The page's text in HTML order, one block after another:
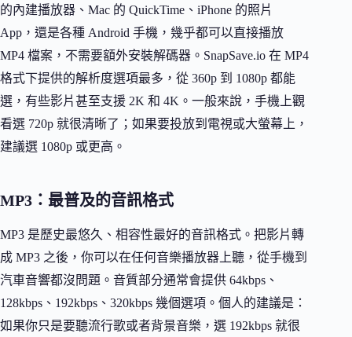
的內建播放器、Mac 的 QuickTime、iPhone 的照片
App，還是各種 Android 手機，幾乎都可以直接播放
MP4 檔案，不需要額外安裝解碼器。SnapSave.io 在 MP4
格式下提供的解析度選項最多，從 360p 到 1080p 都能
選，有些影片甚至支援 2K 和 4K。一般來說，手機上觀
看選 720p 就很清晰了；如果要投放到電視或大螢幕上，
建議選 1080p 或更高。
MP3：最普及的音訊格式
MP3 是歷史最悠久、相容性最好的音訊格式。把影片轉
成 MP3 之後，你可以在任何音樂播放器上聽，從手機到
汽車音響都沒問題。音質部分通常會提供 64kbps、
128kbps、192kbps、320kbps 幾個選項。個人的建議是：
如果你只是要聽流行歌或者背景音樂，選 192kbps 就很